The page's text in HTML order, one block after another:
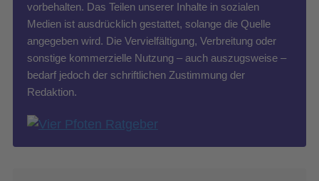
vorbehalten. Das Teilen unserer Inhalte in sozialen
Medien ist ausdrücklich gestattet, solange die Quelle
angegeben wird. Die Vervielfältigung, Verbreitung oder
sonstige kommerzielle Nutzung – auch auszugsweise –
bedarf jedoch der schriftlichen Zustimmung der
Redaktion.